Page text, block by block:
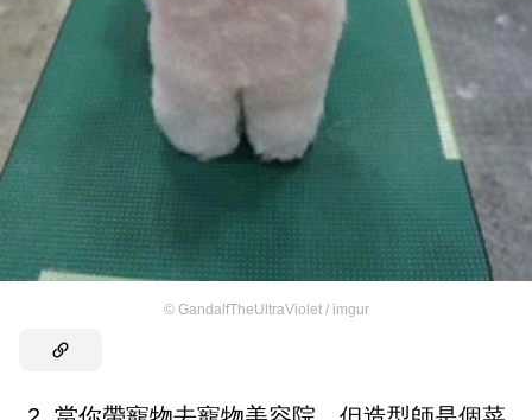
© GandalfTheUltraViolet / imgur